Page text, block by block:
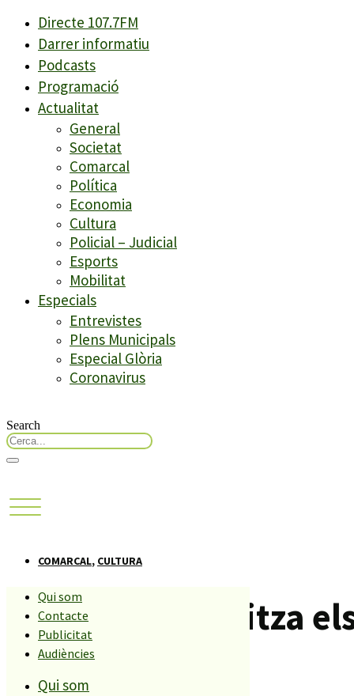
Directe 107.7FM
Darrer informatiu
Podcasts
Programació
Actualitat
General
Societat
Comarcal
Política
Economia
Cultura
Policial – Judicial
Esports
Mobilitat
Especials
Entrevistes
Plens Municipals
Especial Glòria
Coronavirus
Search
Qui som
Contacte
Publicitat
Audiències
Qui som
COMARCAL, CULTURA
Malgrat digitalitza
consultar.